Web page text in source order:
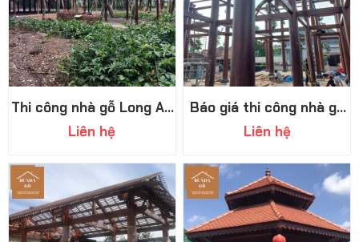
Thi công nhà gỗ Long An
bền, đẹp, giá cạnh tranh
Liên hệ
Báo giá thi công nhà gỗ
Tây Ninh chi tiết mới
nhất 2026
Liên hệ